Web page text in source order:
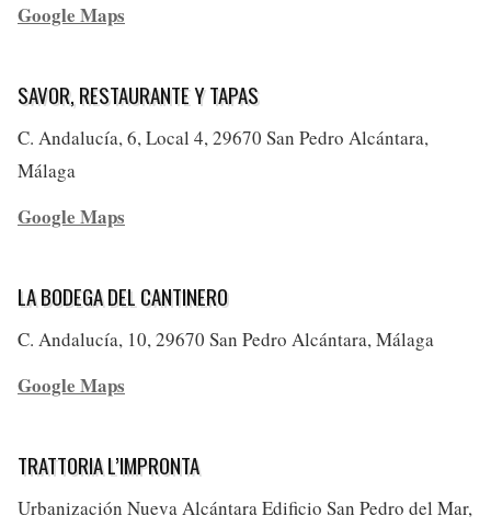
Google Maps
SAVOR, RESTAURANTE Y TAPAS
C. Andalucía, 6, Local 4, 29670 San Pedro Alcántara,
Málaga
Google Maps
LA BODEGA DEL CANTINERO
C. Andalucía, 10, 29670 San Pedro Alcántara, Málaga
Google Maps
TRATTORIA L’IMPRONTA
Urbanización Nueva Alcántara Edificio San Pedro del Mar,